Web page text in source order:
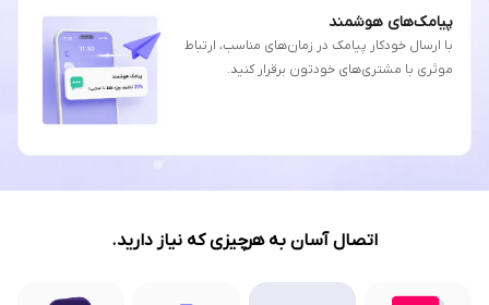
پیامک‌های هوشمند
با ارسال خودکار پیامک در زمان‌های مناسب، ارتباط
موثری با مشتری‌های خودتون برقرار کنید.
اتصال آسان به هرچیزی که نیاز دارید.